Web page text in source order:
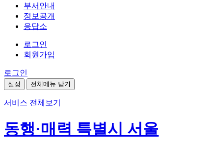
부서안내
정보공개
응답소
로그인
회원가입
로그인
설정 전체메뉴 닫기
서비스 전체보기
동행·매력 특별시 서울